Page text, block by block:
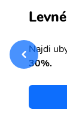
Najdi
30%.